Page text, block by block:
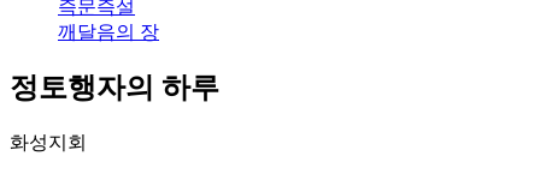
즉문즉설
깨달음의 장
정토행자의 하루
화성지회